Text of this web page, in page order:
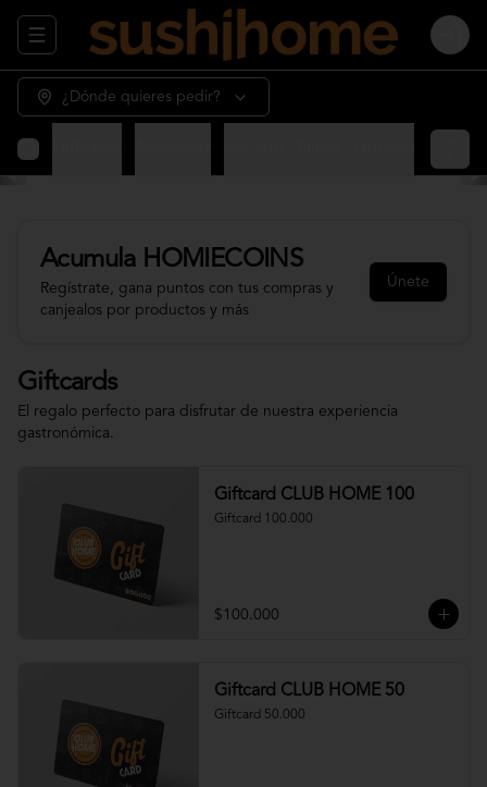
Abrir menu de navegación Login
¿Dónde quieres pedir?
Acumula HOMIECOINS
Regístrate, gana puntos con tus compras y
canjealos por productos y más
Únete
Giftcards
El regalo perfecto para disfrutar de nuestra experiencia
gastronómica.
Giftcard CLUB HOME 100
Giftcard 100.000
$100.000
Giftcard CLUB HOME 50
Giftcard 50.000